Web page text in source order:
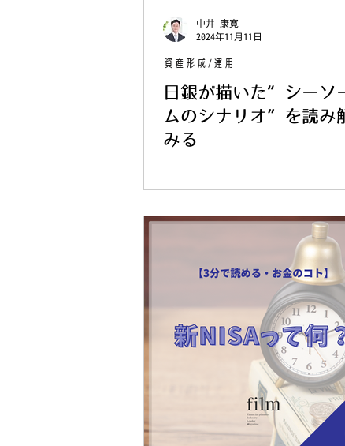
日銀が描いた“シーソ
ムのシナリオ”を読み
みる
資産形成/運用
中井 康寛
2024年11月11日